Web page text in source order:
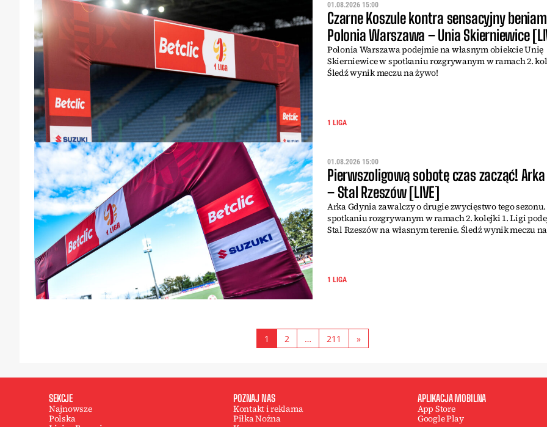
01.08.2026 15:00
Czarne Koszule kontra sensacyjny
Polonia Warszawa – Unia Skierniewice
Polonia Warszawa podejmie na własnym obiekcie Unię
Skierniewice w spotkaniu rozgrywanym w ramach 2.
Śledź wynik meczu na żywo!
1 LIGA
01.08.2026 15:00
Pierwszoligową sobotę czas zacząć! Arka
– Stal Rzeszów [LIVE]
Arka Gdynia zawalczy o drugie zwycięstwo tego
spotkaniu rozgrywanym w ramach 2. kolejki 1. Ligi
Stal Rzeszów na własnym terenie. Śledź wynik meczu
1 LIGA
1 2 … 211 »
SEKCJE
Najnowsze
Polska
POZNAJ NAS
Kontakt i reklama
Piłka Nożna
APLIKACJA MOBILNA
App Store
Google Play